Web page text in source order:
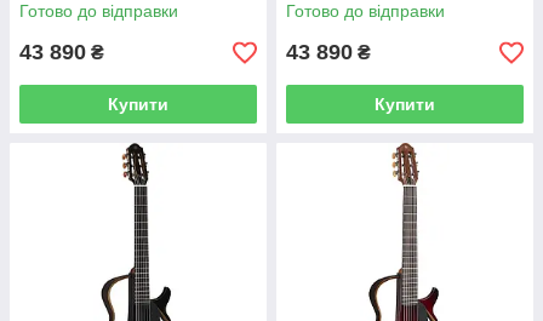
Готово до відправки
43 890 ₴
Купити
Готово до відправки
43 890 ₴
Купити